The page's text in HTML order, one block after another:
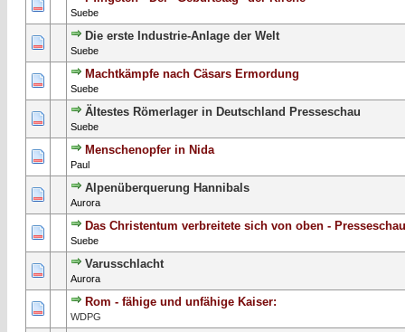
Suebe
0 Bewertung(en) - 0 von 5 durchschnittlich
123 5
Die erste Industrie-Anlage der Welt
Suebe
0 Bewertung(en) - 0 von 5 durchschnittlich
12 345
Machtkämpfe nach Cäsars Ermordung
Suebe
0 Bewertung(en) - 0 von 5 durchschnittlich
12 34 5
Ältestes Römerlager in Deutschland Presseschau
Suebe
0 Bewertung(en) - 0 von 5 durchschnittlich
12345
Menschenopfer in Nida
Paul
0 Bewertung(en) - 0 von 5 durchschnittlich
Alpenüberquerung Hannibals
Aurora
0 Bewertung(en) - 0 von 5 durchschnittlich
12345
Das Christentum verbreitete sich von oben - Presseschau
Suebe
0 Bewertung(en) - 0 von 5 durchschnittlich
123 45
Varusschlacht
Aurora
0 Bewertung(en) - 0 von 5 durchschnittlich
Rom - fähige und unfähige Kaiser:
WDPG
1 Bewertung(en) - 5 von 5 durchschnittlich
12 3 45